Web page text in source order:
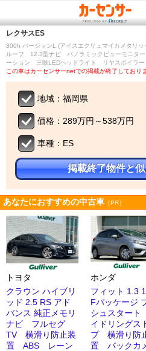
レクサス ES
300h バージョンL (アイスエクリュマイカメタ
ルーフ 12.3型ナビ パノラミックビューモニタ
ーション 三眼LEDヘッドライト リヤスポイラ
この車はカーセンサーnetでの掲載が終了しておりま
地域：福岡県
価格：289万円～538万円
車種：ES
掲載終了物件と
あなたにおすすめの中古車 ［PR］
トヨタ
クラウン ハイブリ
ッド 2.5 RS アド
バンス 純正メモリ
ナビ フルセグ
TV 横滑り防止装
置 ABS レーン
ホンダ
フィット 1.3
Fパッケージ
シュスター
イドリングス
プ 横滑り防
置 バックカ